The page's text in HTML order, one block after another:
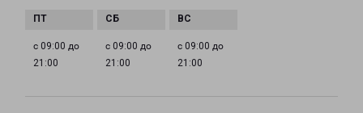
с 09:00 до
21:00
с 09:00 до
21:00
с 09:00 до
21:00